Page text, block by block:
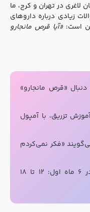
در تهران و کرج، ما
زیادی درباره داروهای
است:«آیا قرص مانجارو
«قرص مانجارو»
تزریق، با آمپول
«فکر نمی‌کردم
در ۶ ماه اول: ۱۲ تا ۱۸